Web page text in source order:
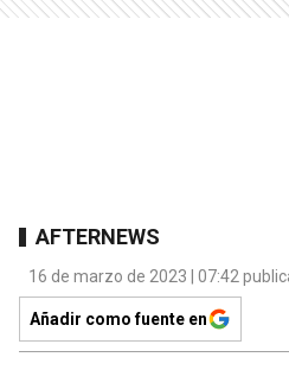
AFTERNEWS
16 de marzo de 2023 | 07:42
Añadir como fuente en